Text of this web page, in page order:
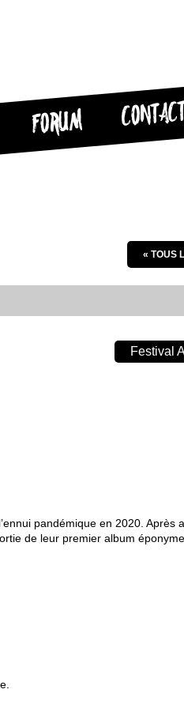
FORUM
« TOUS
Festival
pandémique en 2020. Après
de leur premier album